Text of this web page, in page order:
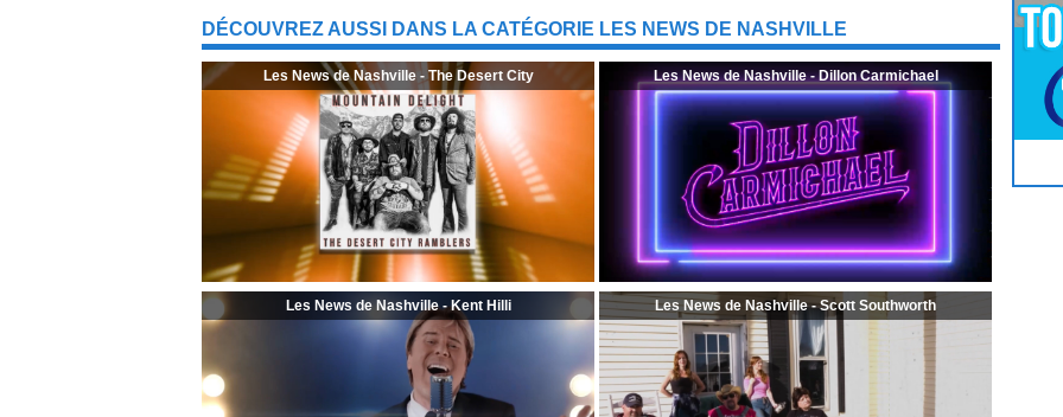
DÉCOUVREZ AUSSI DANS LA CATÉGORIE LES NEWS DE NASHVILLE
Les News de Nashville - The Desert City Les News de Nashville - Dillon Carmichael
Les News de Nashville - Kent Hilli Les News de Nashville - Scott Southworth
PourJouer cliquez-ici